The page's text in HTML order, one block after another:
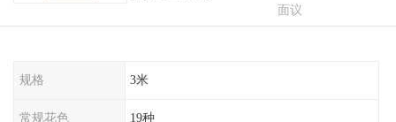
面议
规格 3米
常规花色 19种